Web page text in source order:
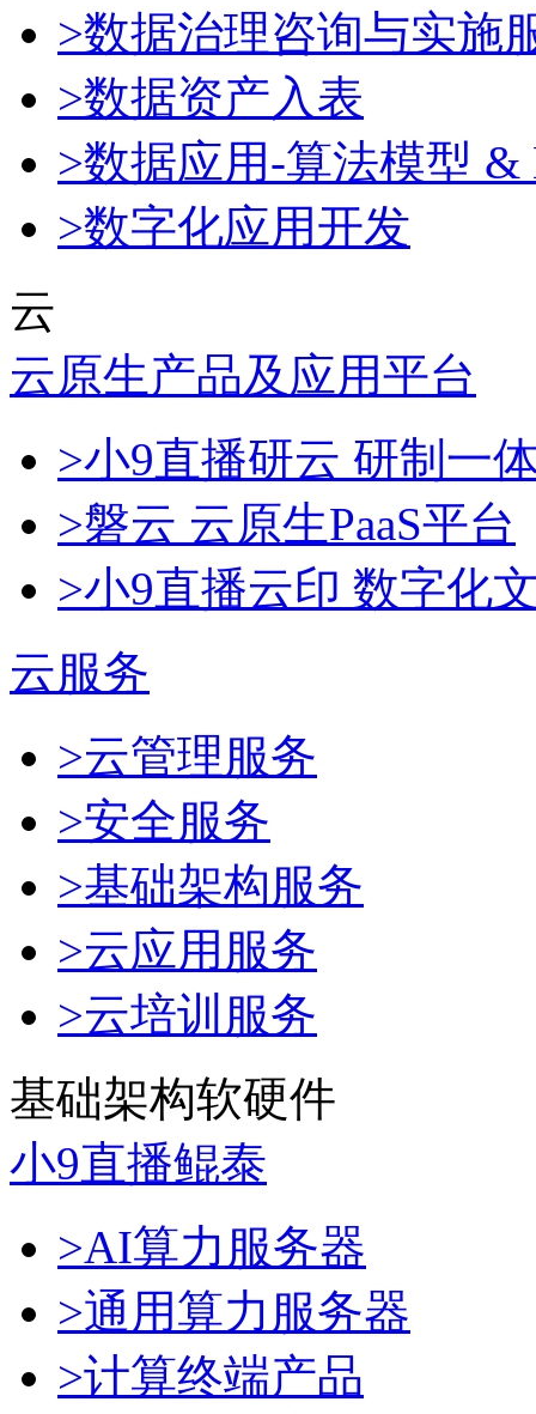
>数据治理咨询与实施
>数据资产入表
>数据应用-算法模型 &
>数字化应用开发
云
云原生产品及应用平台
>小9直播研云 研制一
>磐云 云原生PaaS平台
>小9直播云印 数字化
云服务
>云管理服务
>安全服务
>基础架构服务
>云应用服务
>云培训服务
基础架构软硬件
小9直播鲲泰
>AI算力服务器
>通用算力服务器
>计算终端产品